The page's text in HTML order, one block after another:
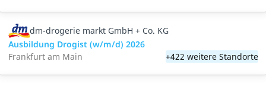
dm-drogerie markt GmbH + Co. KG
Ausbildung Drogist (w/m/d) 2026
Frankfurt am Main
+422 weitere Standorte